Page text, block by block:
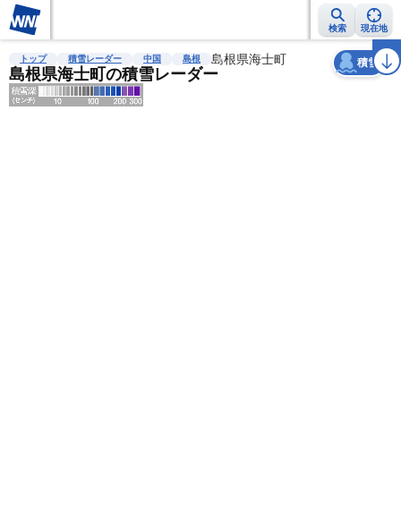
検索 現在地
雨雲レーダー 台風情報 地震情報 警報・注意報 2週間天気 ラ
トップ 積雪レーダー 中国 島根 島根県海士町
島根県海士町の積雪レーダー
積雪
天気 台風